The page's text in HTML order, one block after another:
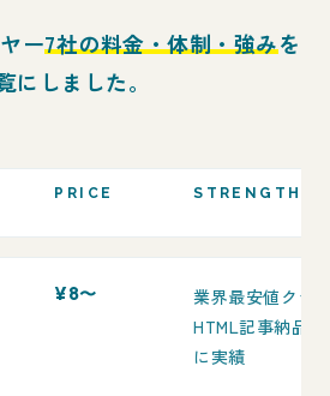
ー7社の料金・体制・強みを
にしました。
PRICE STRENGTH
¥8〜
業界最安値クラ
HTML記事納品
に実績